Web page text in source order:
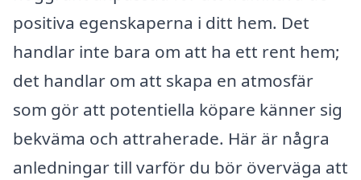
positiva egenskaperna i ditt hem. Det
handlar inte bara om att ha ett rent hem;
det handlar om att skapa en atmosfär
som gör att potentiella köpare känner sig
bekväma och attraherade. Här är några
anledningar till varför du bör överväga att